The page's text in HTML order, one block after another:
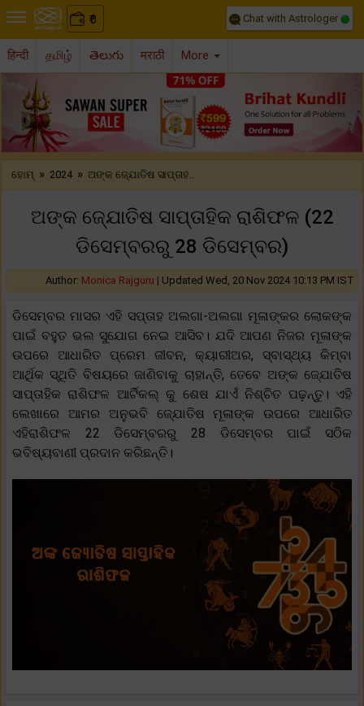
₹
0 Chat with Astrologer
हिन्दी தமிழ் తెలుగు मराठी More
Previous
ହୋମ୍ » 2024 » ଅଙ୍କ ଜ୍ଯୋତିଷ ସାପ୍ତାହ..
ଅଙ୍କ ଜ୍ଯୋତିଷ ସାପ୍ତାହିକ ରାଶିଫଳ (22
ଡିସେମ୍ବରରୁ 28 ଡିସେମ୍ବର)
Author: Monica Rajguru | Updated Wed, 20 Nov 2024 10:13 PM IST
ଡିସେମ୍ବର ମାସର ଏହି ସପ୍ତାହ ଅଲଗା-ଅଲଗା ମୂଳାଙ୍କର ଲୋକଙ୍କ
ପାଇଁ ବହୁତ ଭଲ ସୁଯୋଗ ନେଇ ଆସିବ। ଯଦି ଆପଣ ନିଜର ମୂଳାଙ୍କ
ଉପରେ ଆଧାରିତ ପ୍ରେମ ଜୀବନ, କ୍ୟାରୀଅର, ସ୍ବାସ୍ଥ୍ୟ କିମ୍ବା
ଆର୍ଥିକ ସ୍ଥିତି ବିଷୟରେ ଜାଣିବାକୁ ଚାହାନ୍ତି, ତେବେ ଅଙ୍କ ଜ୍ଯୋତିଷ
ସାପ୍ତାହିକ ରାଶିଫଳ ଆର୍ଟିକଲ୍ କୁ ଶେଷ ଯାଏଁ ନିଶ୍ଚିତ ପଢ଼ନ୍ତୁ। ଏହି
ଲେଖାରେ ଆମର ଅନୁଭବି ଜ୍ଯୋତିଷ ମୂଳାଙ୍କ ଉପରେ ଆଧାରିତ
ଏହିରାଶିଫଳ 22 ଡିସେମ୍ବରରୁ 28 ଡିସେମ୍ବର ପାଇଁ ସଠିକ
ଭବିଷ୍ୟବାଣୀ ପ୍ରଦାନ କରିଛନ୍ତି।